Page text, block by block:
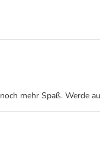
mehr Spaß. Werde